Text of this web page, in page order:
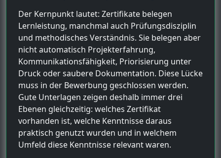
Der Kernpunkt lautet: Zertifikate belegen
Lernleistung, manchmal auch Prüfungsdisziplin
und methodisches Verständnis. Sie belegen aber
nicht automatisch Projekterfahrung,
Kommunikationsfähigkeit, Priorisierung unter
Druck oder saubere Dokumentation. Diese Lücke
muss in der Bewerbung geschlossen werden.
Gute Unterlagen zeigen deshalb immer drei
Ebenen gleichzeitig: welches Zertifikat
vorhanden ist, welche Kenntnisse daraus
praktisch genutzt wurden und in welchem
Umfeld diese Kenntnisse relevant waren.